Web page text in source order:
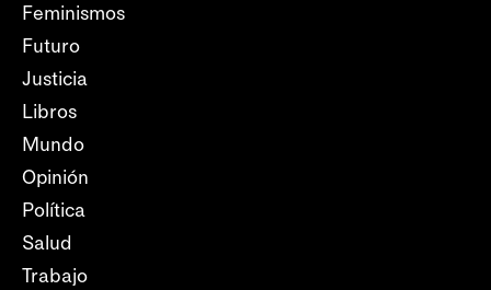
Feminismos
Futuro
Justicia
Libros
Mundo
Opinión
Política
Salud
Trabajo